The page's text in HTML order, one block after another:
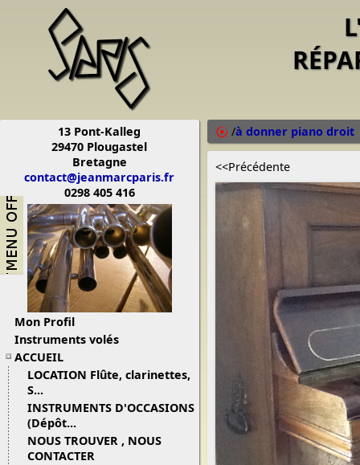
13 Pont-Kalleg
29470 Plougastel
Bretagne
contact@jeanmarcparis.fr
0298 405 416
Mon Profil
Instruments volés
ACCUEIL
LOCATION Flûte, clarinettes,
S...
INSTRUMENTS D'OCCASIONS
(Dépôt...
NOUS TROUVER , NOUS
CONTACTER
/à donner piano droit
<<Précédente